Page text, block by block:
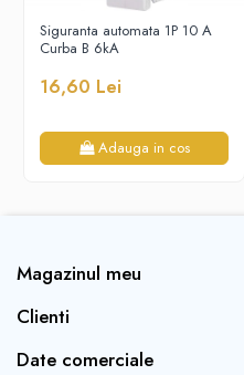
Siguranta automata 1P 10 A
Curba B 6kA
16,60 Lei
Adauga in cos
Magazinul meu
Clienti
Date comerciale